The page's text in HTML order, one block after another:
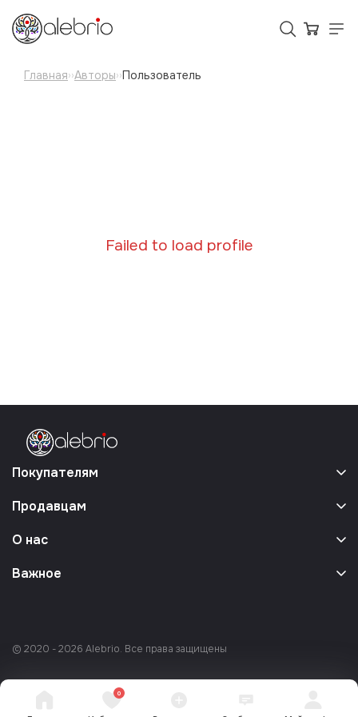
0
Главная››Авторы››Пользователь
Failed to load profile
Покупателям
Продавцам
О нас
Важное
© 2020 - 2026 Alebrio. Все права защищены